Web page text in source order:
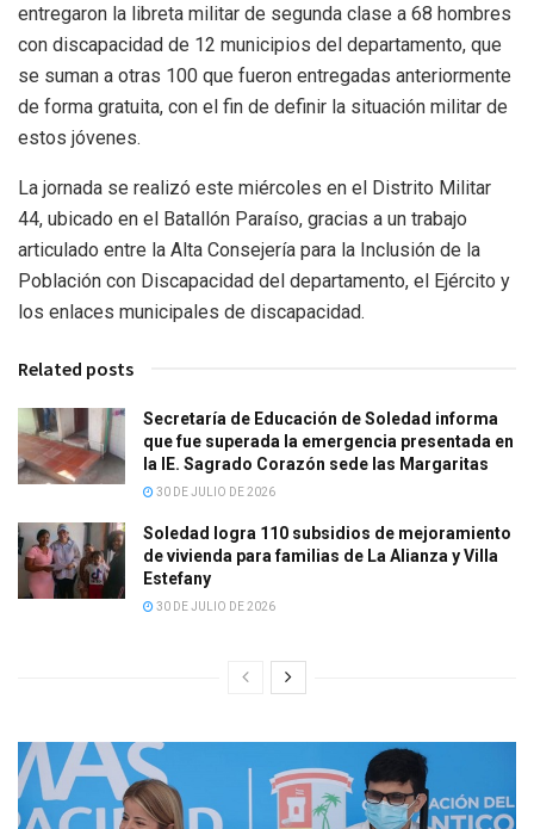
entregaron la libreta militar de segunda clase a 68 hombres
con discapacidad de 12 municipios del departamento, que
se suman a otras 100 que fueron entregadas anteriormente
de forma gratuita, con el fin de definir la situación militar de
estos jóvenes.
La jornada se realizó este miércoles en el Distrito Militar
44, ubicado en el Batallón Paraíso, gracias a un trabajo
articulado entre la Alta Consejería para la Inclusión de la
Población con Discapacidad del departamento, el Ejército y
los enlaces municipales de discapacidad.
Related posts
Secretaría de Educación de Soledad informa
que fue superada la emergencia presentada en
la IE. Sagrado Corazón sede las Margaritas
30 DE JULIO DE 2026
Soledad logra 110 subsidios de mejoramiento
de vivienda para familias de La Alianza y Villa
Estefany
30 DE JULIO DE 2026